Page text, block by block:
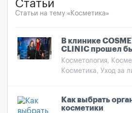
Статьи
Статьи на тему «Косметика»
В клинике
CLINIC прошел
Косметология,
Косметика, Уход за
Как выбрать
косметики